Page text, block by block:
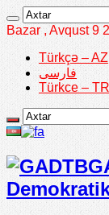
Bazar , Avqust 9
Türkçə – AZ
فارسی
Türkce – TR